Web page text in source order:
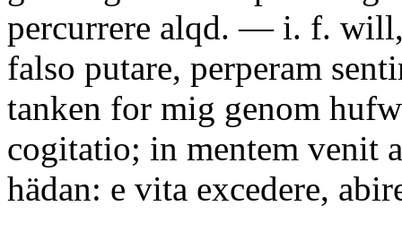
percurrere alqd. — i. f.
falso putare, perperam
tanken for mig genom
cogitatio; in mentem
hädan: e vita excedere,